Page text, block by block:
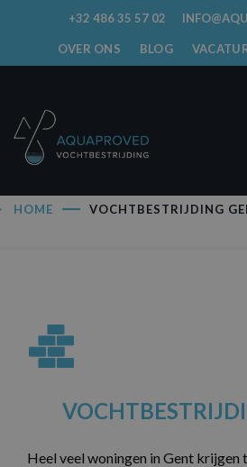
+32 486 35 57 02
OVER ONS BLOG
HOME VOCHTBESTRIJDING
Heel veel woningen in Gent krijgen